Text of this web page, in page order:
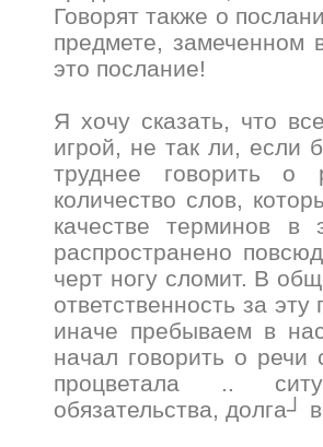
Говорят также о
предмете, замеченном
это послание!
Я хочу сказать, что
игрой, не так ли, если
труднее говорить о
количество слов,
качестве терминов в
распространено
черт ногу сломит. В
ответственность за
иначе пребываем в
начал говорить о
процветала ..
обязательства,